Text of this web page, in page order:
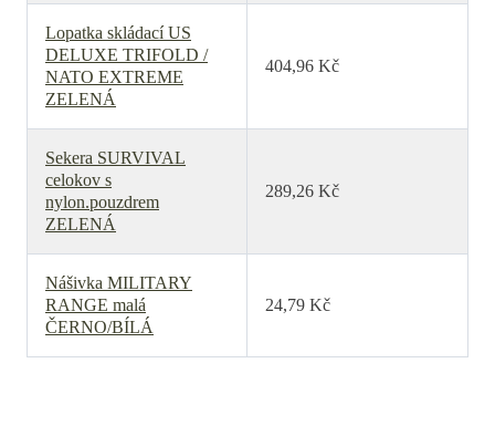
Lopatka skládací US
DELUXE TRIFOLD /
NATO EXTREME
ZELENÁ
404,96 Kč
Sekera SURVIVAL
celokov s
nylon.pouzdrem
ZELENÁ
289,26 Kč
Nášivka MILITARY
RANGE malá
ČERNO/BÍLÁ
24,79 Kč